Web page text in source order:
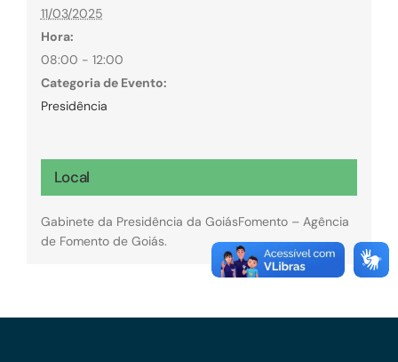
11/03/2025
Hora:
08:00 - 12:00
Categoria de Evento:
Presidência
Local
Gabinete da Presidência da GoiásFomento – Agência
de Fomento de Goiás.